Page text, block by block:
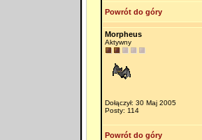
Powrót do góry
Morpheus
Aktywny
Dołączył: 30 Maj 2005
Posty: 114
Powrót do góry